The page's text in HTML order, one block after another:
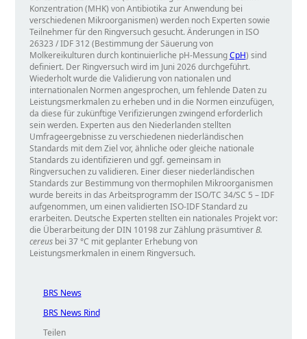
Konzentration (MHK) von Antibiotika zur Anwendung bei
verschiedenen Mikroorganismen) werden noch Experten sowie
Teilnehmer für den Ringversuch gesucht. Änderungen in ISO
26323 / IDF 312 (Bestimmung der Säuerung von
Molkereikulturen durch kontinuierliche pH-MessungCpH) sind
definiert. Der Ringversuch wird im Juni 2026 durchgeführt.
Wiederholt wurde die Validierung von nationalen und
internationalen Normen angesprochen, um fehlende Daten zu
Leistungsmerkmalen zu erheben und in die Normen einzufügen,
da diese für zukünftige Verifizierungen zwingend erforderlich
sein werden. Experten aus den Niederlanden stellten
Umfrageergebnisse zu verschiedenen niederländischen
Standards mit dem Ziel vor, ähnliche oder gleiche nationale
Standards zu identifizieren und ggf. gemeinsam in
Ringversuchen zu validieren. Einer dieser niederländischen
Standards zur Bestimmung von thermophilen Mikroorganismen
wurde bereits in das Arbeitsprogramm der ISO/TC 34/SC 5 – IDF
aufgenommen, um einen validierten ISO-IDF Standard zu
erarbeiten. Deutsche Experten stellten ein nationales Projekt vor:
die Überarbeitung der DIN 10198 zur Zählung präsumtiverB.
cereusbei 37 °C mit geplanter Erhebung von
Leistungsmerkmalen in einem Ringversuch.
BRS News
BRS News Rind
Teilen